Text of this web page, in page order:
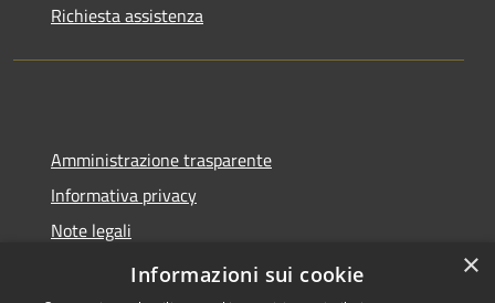
Richiesta assistenza
Amministrazione trasparente
Informativa privacy
Note legali
Dichiarazione di accessibilità
×
Informazioni sui cookie